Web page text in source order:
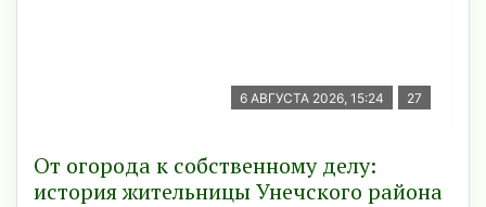
6 АВГУСТА 2026, 15:24 27
От огорода к собственному делу:
история жительницы Унечского района